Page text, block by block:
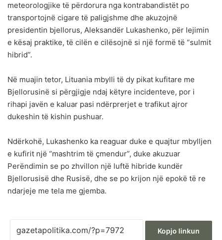
meteorologjike të përdorura nga kontrabandistët po
transportojnë cigare të paligjshme dhe akuzojnë
presidentin bjellorus, Aleksandër Lukashenko, për lejimin
e kësaj praktike, të cilën e cilësojnë si një formë të “sulmit
hibrid”.
Në muajin tetor, Lituania mbylli të dy pikat kufitare me
Bjellorusinë si përgjigje ndaj këtyre incidenteve, por i
rihapi javën e kaluar pasi ndërprerjet e trafikut ajror
dukeshin të kishin pushuar.
Ndërkohë, Lukashenko ka reaguar duke e quajtur mbylljen
e kufirit një “mashtrim të çmendur”, duke akuzuar
Perëndimin se po zhvillon një luftë hibride kundër
Bjellorusisë dhe Rusisë, dhe se po krijon një epokë të re
ndarjeje me tela me gjemba.
Kopjo linkun